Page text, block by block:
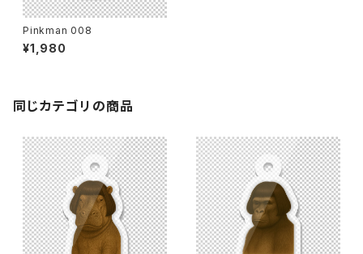
Pinkman 008
¥1,980
同じカテゴリの商品